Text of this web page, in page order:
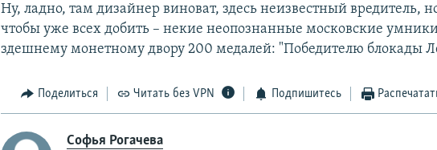
Ну, ладно, там дизайнер виноват, здесь неизвестный вредитель,
чтобы уже всех добить – некие неопознанные московские
здешнему монетному двору 200 медалей: "Победителю блокады
Поделиться Читать без VPN Подпишитесь
Софья Рогачева